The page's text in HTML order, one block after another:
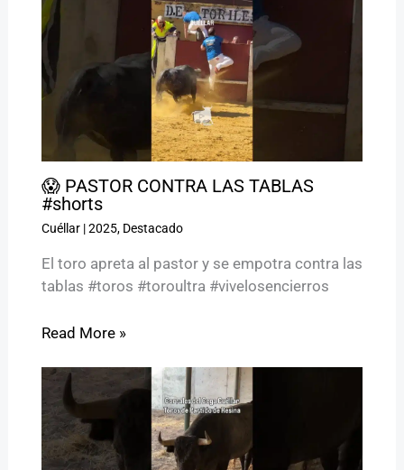
😱 PASTOR CONTRA LAS TABLAS
#shorts
Cuéllar|2025, Destacado
El toro apreta al pastor y se empotra contra las
tablas #toros #toroultra #vivelosencierros
Read More »